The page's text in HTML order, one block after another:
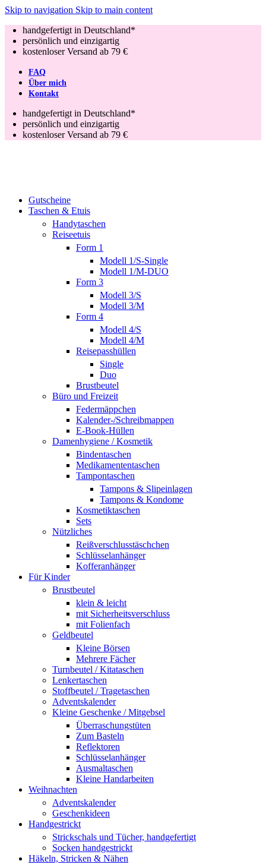
Skip to navigation Skip to main content
handgefertigt in Deutschland*
persönlich und einzigartig
kostenloser Versand ab 79 €
FAQ
Über mich
Kontakt
handgefertigt in Deutschland*
persönlich und einzigartig
kostenloser Versand ab 79 €
Gutscheine
Taschen & Etuis
Handytaschen
Reiseetuis
Form 1
Modell 1/S-Single
Modell 1/M-DUO
Form 3
Modell 3/S
Modell 3/M
Form 4
Modell 4/S
Modell 4/M
Reisepasshüllen
Single
Duo
Brustbeutel
Büro und Freizeit
Federmäppchen
Kalender-/Schreibmappen
E-Book-Hüllen
Damenhygiene / Kosmetik
Bindentaschen
Medikamententaschen
Tampontaschen
Tampons & Slipeinlagen
Tampons & Kondome
Kosmetiktaschen
Sets
Nützliches
Reißverschlusstäschchen
Schlüsselanhänger
Kofferanhänger
Für Kinder
Brustbeutel
klein & leicht
mit Sicherheitsverschluss
mit Folienfach
Geldbeutel
Kleine Börsen
Mehrere Fächer
Turnbeutel / Kitataschen
Lenkertaschen
Stoffbeutel / Tragetaschen
Adventskalender
Kleine Geschenke / Mitgebsel
Überraschungstüten
Zum Basteln
Reflektoren
Schlüsselanhänger
Ausmaltaschen
Kleine Handarbeiten
Weihnachten
Adventskalender
Geschenkideen
Handgestrickt
Strickschals und Tücher, handgefertigt
Socken handgestrickt
Häkeln, Stricken & Nähen